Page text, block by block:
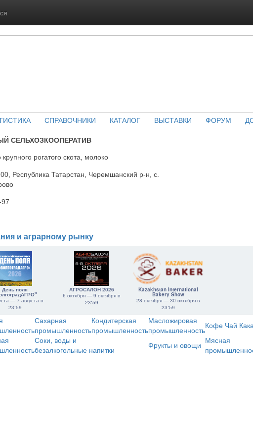
СПРАВОЧНИКИ КАТАЛОГ ВЫСТАВКИ ФОРУМ
СЕЛЬХОЗКООПЕРАТИВ
крупного рогатого скота, молоко
Республика Татарстан, Черемшанский р-н, с.
и аграрному рынку
День поля
— 7 августа в
23:59
АГРОСАЛОН 2026
6 октября — 9 октября в
23:59
Kazakhstan International
Bakery Show
28 октября — 30 октября в
23:59
Сахарная
промышленность
Кондитерская
промышленность
Масложировая
промышленностьКофе Чай
Соки, воды и
безалкогольные напитки
Фрукты и овощи Мясная